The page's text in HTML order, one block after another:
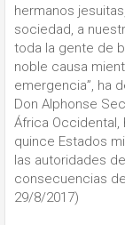
hermanos
sociedad, a
toda la gente de
noble causa
emergencia”, ha
Don Alphonse
África Occidental,
quince Estados
las autoridades
consecuencias
29/8/2017)